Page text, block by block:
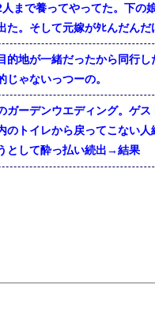
まで養ってやってた。下の
た。そして元嫁がﾀﾋんだん
的地が一緒だったから同行し
じゃないっつーの。
ガーデンウエディング。ゲス
のトイレから戻ってこない
として酔っ払い続出→結果